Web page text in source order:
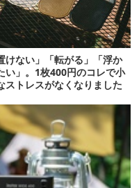
けない」「転がる」「浮か
い」。1枚400円のコレで小
ストレスがなくなりました